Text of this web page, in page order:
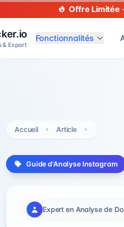
Offre Limitée
& Export
Fonctionnalités
Accueil Article
Guide d'Analyse Instagram
Expert en Analyse de